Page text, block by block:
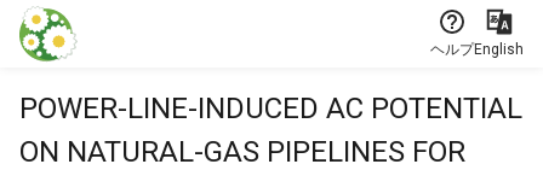
本文に飛ぶ
ヘルプEnglish
POWER-LINE-INDUCED AC POTENTIAL
ON NATURAL-GAS PIPELINES FOR